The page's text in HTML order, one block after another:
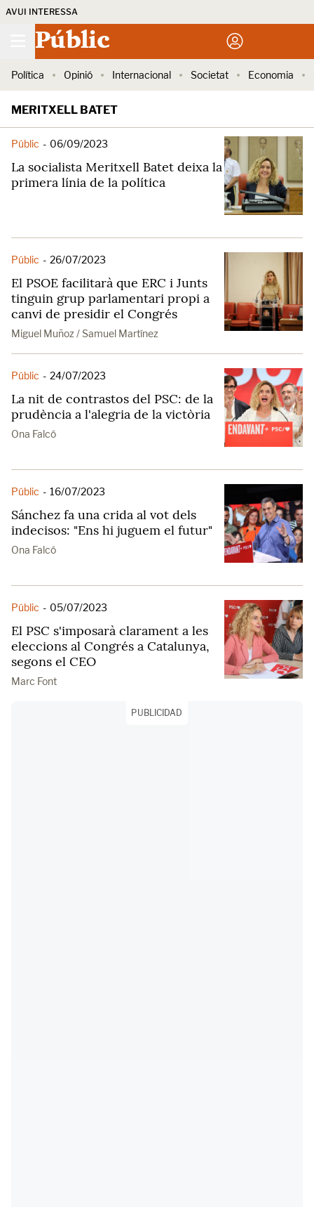
AVUI INTERESSA
Públic
Política Opinió Internacional Societat Economia
MERITXELL BATET
Públic - 06/09/2023
La socialista Meritxell Batet deixa la
primera línia de la política
Públic - 26/07/2023
El PSOE facilitarà que ERC i Junts
tinguin grup parlamentari propi a
canvi de presidir el Congrés
Miguel Muñoz / Samuel Martínez
Públic - 24/07/2023
La nit de contrastos del PSC: de la
prudència a l'alegria de la victòria
Ona Falcó
Públic - 16/07/2023
Sánchez fa una crida al vot dels
indecisos: "Ens hi juguem el futur"
Ona Falcó
Públic - 05/07/2023
El PSC s'imposarà clarament a les
eleccions al Congrés a Catalunya,
segons el CEO
Marc Font
PUBLICIDAD